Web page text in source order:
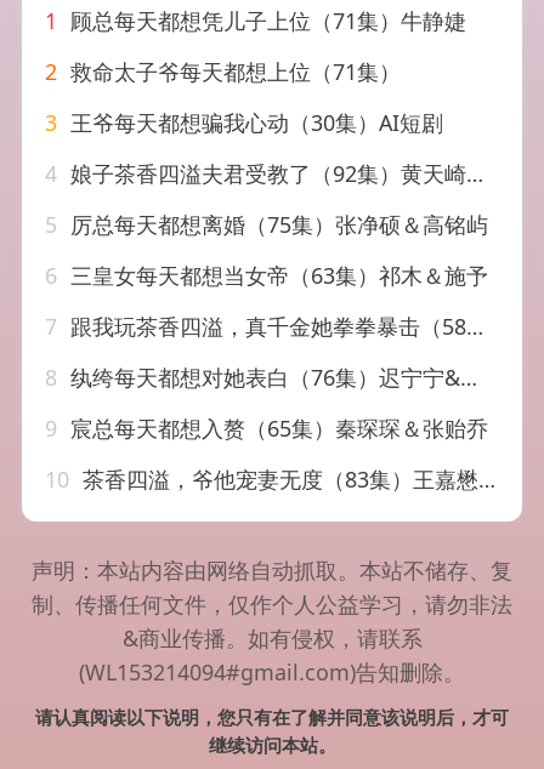
1
顾总每天都想凭儿子上位（71集）牛静婕
2 救命太子爷每天都想上位（71集）
3 王爷每天都想骗我心动（30集）AI短剧
4 娘子茶香四溢夫君受教了（92集）黄天崎&汪海敏
5 厉总每天都想离婚（75集）张净硕＆高铭屿
6 三皇女每天都想当女帝（63集）祁木＆施予
7 跟我玩茶香四溢，真千金她拳拳暴击（58集）姜竣瀚＆何田田
8 纨绔每天都想对她表白（76集）迟宁宁&张力壬
9 宸总每天都想入赘（65集）秦琛琛＆张贻乔
10 茶香四溢，爷他宠妻无度（83集）王嘉懋＆李十七
声明：本站内容由网络自动抓取。本站不储存、复
制、传播任何文件，仅作个人公益学习，请勿非法
&商业传播。如有侵权，请联系
(WL153214094#gmail.com)告知删除。
请认真阅读以下说明，您只有在了解并同意该说明后，才可
继续访问本站。